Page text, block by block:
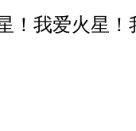
！我爱火星！